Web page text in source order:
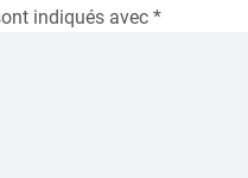
indiqués avec *